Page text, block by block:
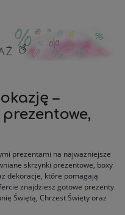
–
prezentami na najważniejsze
skrzynki prezentowe, boxy
dekoracje, które pomagają
znajdziesz gotowe prezenty
Świętą, Chrzest Święty oraz